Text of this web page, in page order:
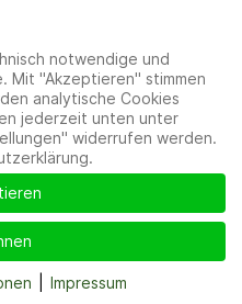
|Cookie-
notwendige und
Mit "Akzeptieren" stimmen
analytische Cookies
jederzeit unten unter
widerrufen werden.
Impressum